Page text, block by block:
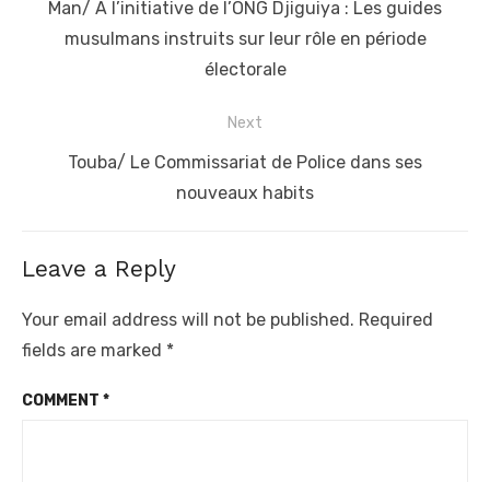
Previous
post:
Man/ A l’initiative de l’ONG Djiguiya : Les guides
musulmans instruits sur leur rôle en période
électorale
Next
NextTouba/ Le Commissariat de Police dans ses
nouveaux habits
Leave a Reply
Your email address will not be published. Required
fields are marked *
COMMENT *